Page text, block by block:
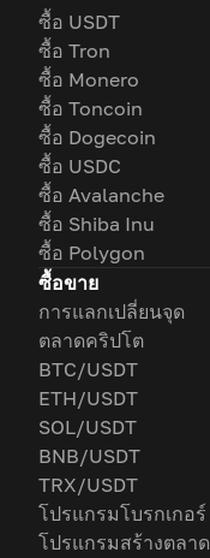
ซื้อ USDT
ซื้อ Tron
ซื้อ Monero
ซื้อ Toncoin
ซื้อ Dogecoin
ซื้อ USDC
ซื้อ Avalanche
ซื้อ Shiba Inu
ซื้อ Polygon
ซื้อขาย
การแลกเปลี่ยนจุด
ตลาดคริปโต
BTC/USDT
ETH/USDT
SOL/USDT
BNB/USDT
TRX/USDT
โปรแกรมโบรกเกอร์
โปรแกรมสร้างตลาด